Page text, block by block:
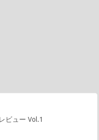
ビュー Vol.1